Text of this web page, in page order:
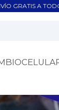
GRATIS A